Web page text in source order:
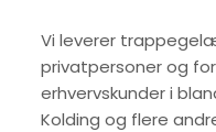
Vi leverer
privatpersoner og
erhvervskunder i
Kolding og flere